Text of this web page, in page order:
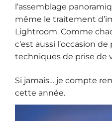
l’assemblage
même le traitement
Lightroom. Comme
c’est aussi l’occasion
techniques de prise de
Si jamais… je compte
cette année.